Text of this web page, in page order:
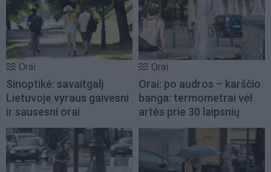
Orai
Sinoptikė: savaitgalį
Lietuvoje vyraus gaivesni
ir sausesni orai
Orai
Orai: po audros – karščio
banga: termometrai vėl
artės prie 30 laipsnių